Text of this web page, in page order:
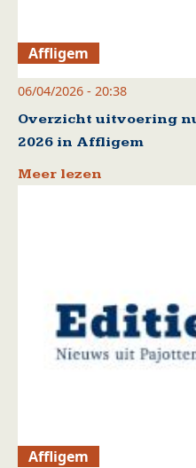
Affligem
06/04/2026 - 20:38
Overzicht uitvoering
2026 in Affligem
Meer lezen
Affligem